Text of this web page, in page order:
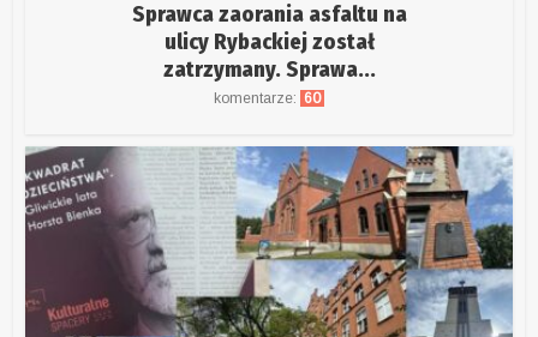
Sprawca zaorania asfaltu na
ulicy Rybackiej został
zatrzymany. Sprawa...
komentarze: 60